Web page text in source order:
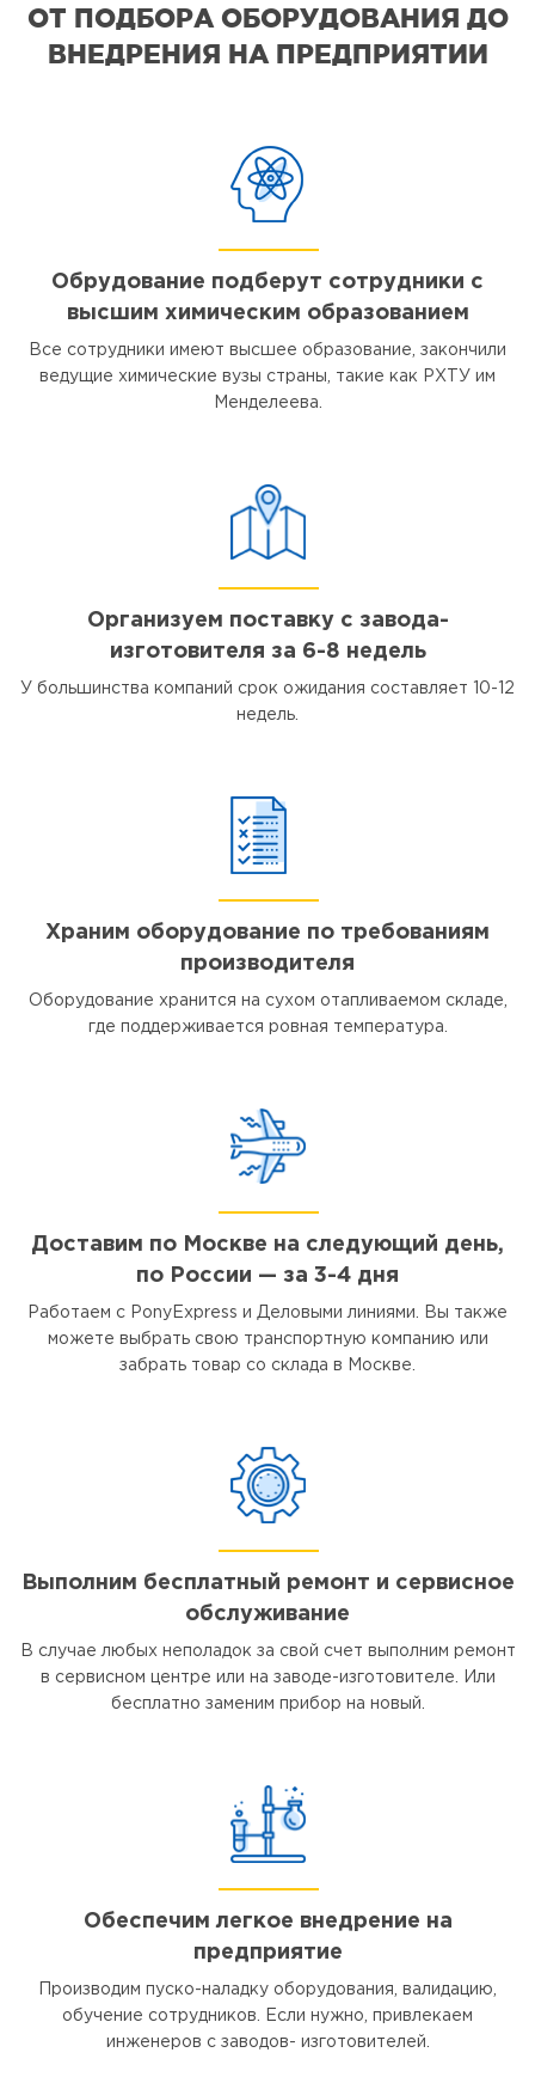
ОТ ПОДБОРА ОБОРУДОВАНИЯ ДО
ВНЕДРЕНИЯ НА ПРЕДПРИЯТИИ
Обрудование подберут сотрудники с
высшим химическим образованием
Все сотрудники имеют высшее образование, закончили
ведущие химические вузы страны, такие как РХТУ им
Менделеева.
Организуем поставку с завода-
изготовителя за 6-8 недель
У большинства компаний срок ожидания составляет 10-12
недель.
Храним оборудование по требованиям
производителя
Оборудование хранится на сухом отапливаемом складе,
где поддерживается ровная температура.
Доставим по Москве на следующий день,
по России — за 3-4 дня
Работаем с PonyExpress и Деловыми линиями. Вы также
можете выбрать свою транспортную компанию или
забрать товар со склада в Москве.
Выполним бесплатный ремонт и сервисное
обслуживание
В случае любых неполадок за свой счет выполним ремонт
в сервисном центре или на заводе-изготовителе. Или
бесплатно заменим прибор на новый.
Обеспечим легкое внедрение на
предприятие
Производим пуско-наладку оборудования, валидацию,
обучение сотрудников. Если нужно, привлекаем
инженеров с заводов- изготовителей.